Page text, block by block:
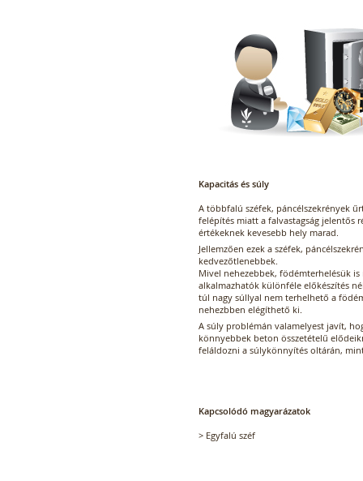
Kapacitás és súly
A többfalú széfek, páncélszekrények
felépítés miatt a falvastagság jelentős
értékeknek kevesebb hely marad.
Jellemzően ezek a széfek,
kedvezőtlenebbek.
Mivel nehezebbek, födémterhelésük
alkalmazhatók különféle előkészítés
túl nagy súllyal nem terhelhető a
nehezbben elégíthető ki.
A súly problémán valamelyest javít,
könnyebbek beton összetételű
feláldozni a súlykönnyítés oltárán,
Kapcsolódó magyarázatok
> Egyfalú széf